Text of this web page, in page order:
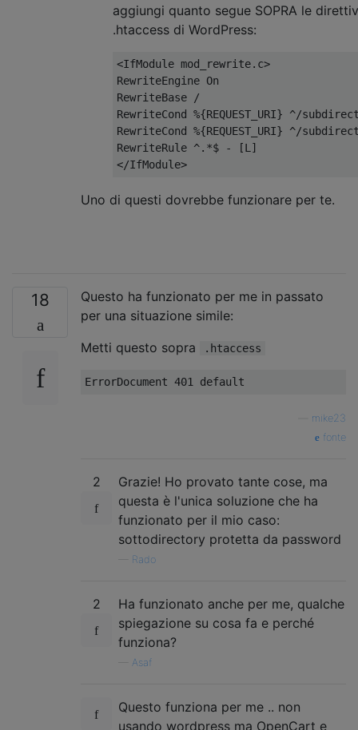
aggiungi quanto segue SOPRA le
.htaccess di WordPress:
<IfModule mod_rewrite. c>
RewriteEngine On
RewriteBase /
RewriteCond %{REQUEST_URI} ^/
RewriteCond %{REQUEST_URI} ^/
RewriteRule ^.*$ - [L]
</IfModule>
Uno di questi dovrebbe funzionare per te.
18
Questo ha funzionato per me in passato
per una situazione simile:
Metti questo sopra
.htaccess
ErrorDocument 401 default
mike23
fonte
2
Grazie! Ho provato tante cose, ma
questa è l'unica soluzione che ha
funzionato per il mio caso:
sottodirectory protetta da password
Rado
2
Ha funzionato anche per me, qualche
spiegazione su cosa fa e perché
funziona?
Asaf
Questo funziona per me .. non
usando wordpress ma OpenCart e